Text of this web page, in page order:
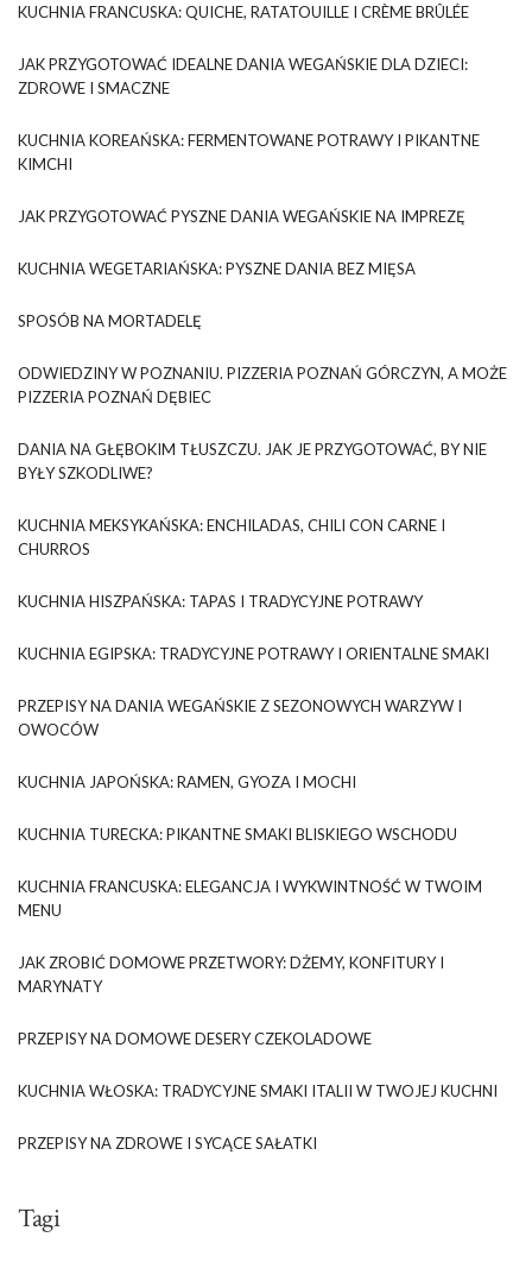
KUCHNIA FRANCUSKA: QUICHE, RATATOUILLE I CRÈME BRÛLÉE
JAK PRZYGOTOWAĆ IDEALNE DANIA WEGAŃSKIE DLA DZIECI:
ZDROWE I SMACZNE
KUCHNIA KOREAŃSKA: FERMENTOWANE POTRAWY I PIKANTNE
KIMCHI
JAK PRZYGOTOWAĆ PYSZNE DANIA WEGAŃSKIE NA IMPREZĘ
KUCHNIA WEGETARIAŃSKA: PYSZNE DANIA BEZ MIĘSA
SPOSÓB NA MORTADELĘ
ODWIEDZINY W POZNANIU. PIZZERIA POZNAŃ GÓRCZYN, A MOŻE
PIZZERIA POZNAŃ DĘBIEC
DANIA NA GŁĘBOKIM TŁUSZCZU. JAK JE PRZYGOTOWAĆ, BY NIE
BYŁY SZKODLIWE?
KUCHNIA MEKSYKAŃSKA: ENCHILADAS, CHILI CON CARNE I
CHURROS
KUCHNIA HISZPAŃSKA: TAPAS I TRADYCYJNE POTRAWY
KUCHNIA EGIPSKA: TRADYCYJNE POTRAWY I ORIENTALNE SMAKI
PRZEPISY NA DANIA WEGAŃSKIE Z SEZONOWYCH WARZYW I
OWOCÓW
KUCHNIA JAPOŃSKA: RAMEN, GYOZA I MOCHI
KUCHNIA TURECKA: PIKANTNE SMAKI BLISKIEGO WSCHODU
KUCHNIA FRANCUSKA: ELEGANCJA I WYKWINTNOŚĆ W TWOIM
MENU
JAK ZROBIĆ DOMOWE PRZETWORY: DŻEMY, KONFITURY I
MARYNATY
PRZEPISY NA DOMOWE DESERY CZEKOLADOWE
KUCHNIA WŁOSKA: TRADYCYJNE SMAKI ITALII W TWOJEJ KUCHNI
PRZEPISY NA ZDROWE I SYCĄCE SAŁATKI
Tagi